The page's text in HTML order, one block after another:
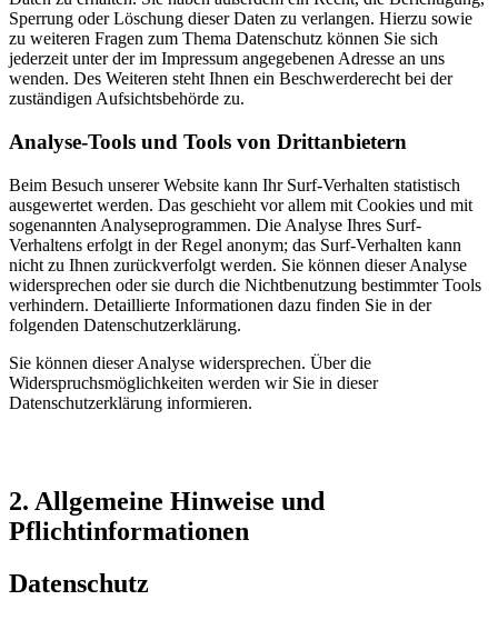
Sperrung oder Löschung dieser Daten zu verlangen. Hierzu sowie
zu weiteren Fragen zum Thema Datenschutz können Sie sich
jederzeit unter der im Impressum angegebenen Adresse an uns
wenden. Des Weiteren steht Ihnen ein Beschwerderecht bei der
zuständigen Aufsichtsbehörde zu.
Analyse-Tools und Tools von Drittanbietern
Beim Besuch unserer Website kann Ihr Surf-Verhalten statistisch
ausgewertet werden. Das geschieht vor allem mit Cookies und mit
sogenannten Analyseprogrammen. Die Analyse Ihres Surf-
Verhaltens erfolgt in der Regel anonym; das Surf-Verhalten kann
nicht zu Ihnen zurückverfolgt werden. Sie können dieser Analyse
widersprechen oder sie durch die Nichtbenutzung bestimmter Tools
verhindern. Detaillierte Informationen dazu finden Sie in der
folgenden Datenschutzerklärung.
Sie können dieser Analyse widersprechen. Über die
Widerspruchsmöglichkeiten werden wir Sie in dieser
Datenschutzerklärung informieren.
2. Allgemeine Hinweise und
Pflichtinformationen
Datenschutz